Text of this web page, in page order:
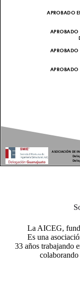
La AICEG,
Es una
33 años trabajando